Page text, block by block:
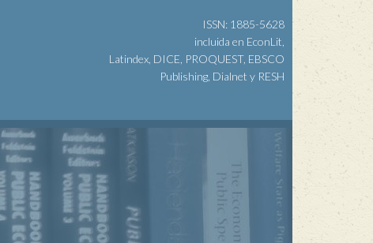
ISSN: 1885-5628
incluida en EconLit,
Latindex, DICE, PROQUEST, EBSCO
Publishing, Dialnet y RESH